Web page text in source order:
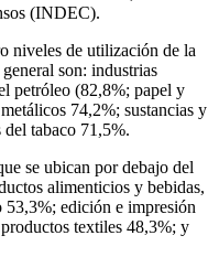
(INDEC).
niveles de utilización de la
son: industrias
petróleo (82,8%; papel y
74,2%; sustancias y
tabaco 71,5%.
se ubican por debajo del
alimenticios y bebidas,
edición e impresión
textiles 48,3%; y